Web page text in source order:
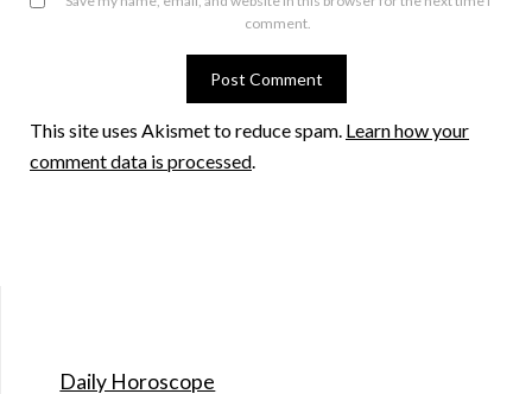
comment.
This site uses Akismet to reduce spam. Learn how your
comment data is processed.
Daily Horoscope